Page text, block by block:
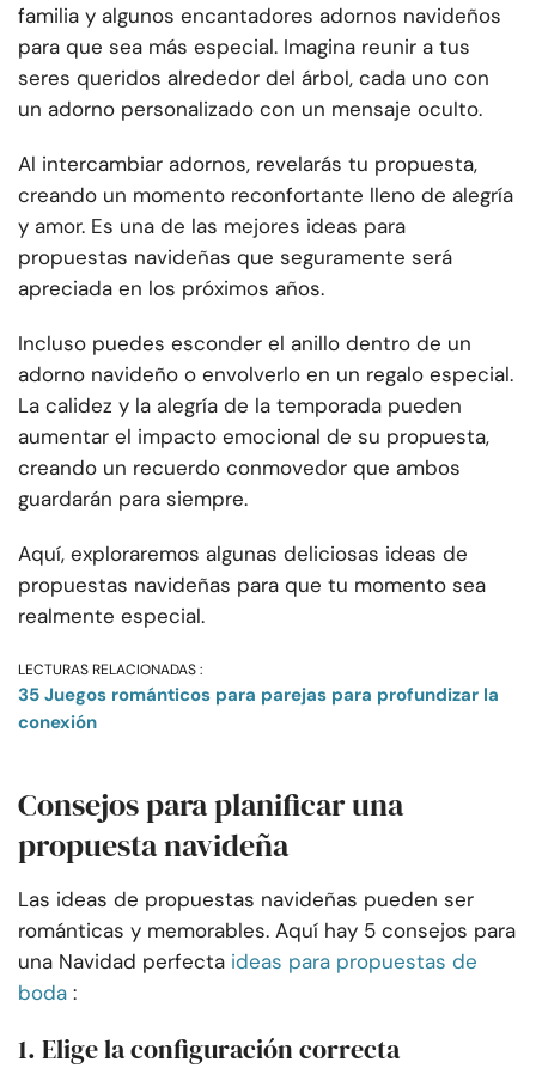
familia y algunos encantadores adornos navideños
para que sea más especial. Imagina reunir a tus
seres queridos alrededor del árbol, cada uno con
un adorno personalizado con un mensaje oculto.
Al intercambiar adornos, revelarás tu propuesta,
creando un momento reconfortante lleno de alegría
y amor. Es una de las mejores ideas para
propuestas navideñas que seguramente será
apreciada en los próximos años.
Incluso puedes esconder el anillo dentro de un
adorno navideño o envolverlo en un regalo especial.
La calidez y la alegría de la temporada pueden
aumentar el impacto emocional de su propuesta,
creando un recuerdo conmovedor que ambos
guardarán para siempre.
Aquí, exploraremos algunas deliciosas ideas de
propuestas navideñas para que tu momento sea
realmente especial.
LECTURAS RELACIONADAS :
35 Juegos románticos para parejas para profundizar la
conexión
Consejos para planificar una
propuesta navideña
Las ideas de propuestas navideñas pueden ser
románticas y memorables. Aquí hay 5 consejos para
una Navidad perfecta ideas para propuestas de
boda :
1. Elige la configuración correcta